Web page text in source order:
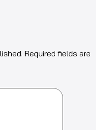
Required fields are